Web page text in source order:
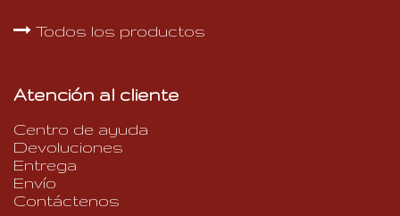
Todos los productos
Atención al cliente
Centro de ayuda
Devoluciones
Entrega
Envío
Contáctenos